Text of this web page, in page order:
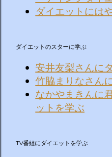
ダイエットには
ダイエットのスターに学ぶ
安井友梨さんに
竹脇まりなさん
なかやまきんに
ットを学ぶ
TV番組にダイエットを学ぶ